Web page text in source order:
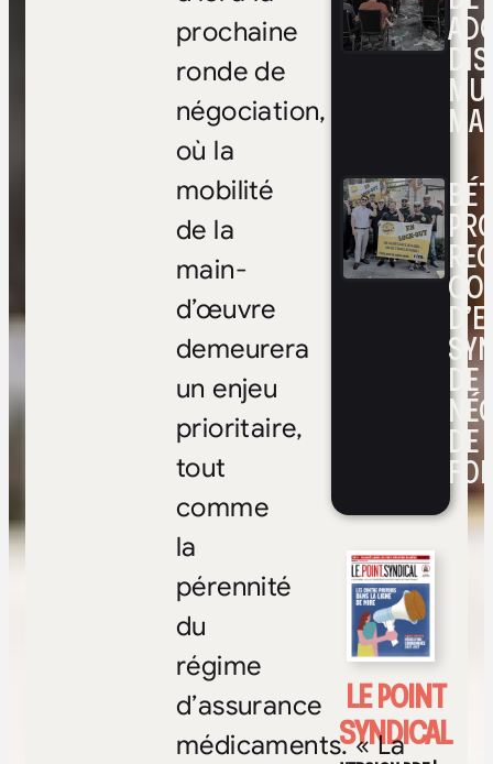
DE
DE
FOI
LE POINT
SYNDICAL
prochaine
ronde de
négociation,
où la
mobilité
de la
main-
d’œuvre
demeurera
un enjeu
prioritaire,
tout
comme
la
pérennité
du
régime
d’assurance
médicaments. « La